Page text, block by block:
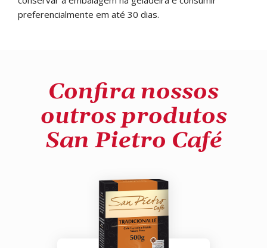
preferencialmente em até 30 dias.
Confira nossos
outros produtos
San Pietro Café